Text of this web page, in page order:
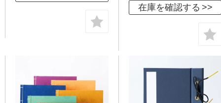
在庫を確認する